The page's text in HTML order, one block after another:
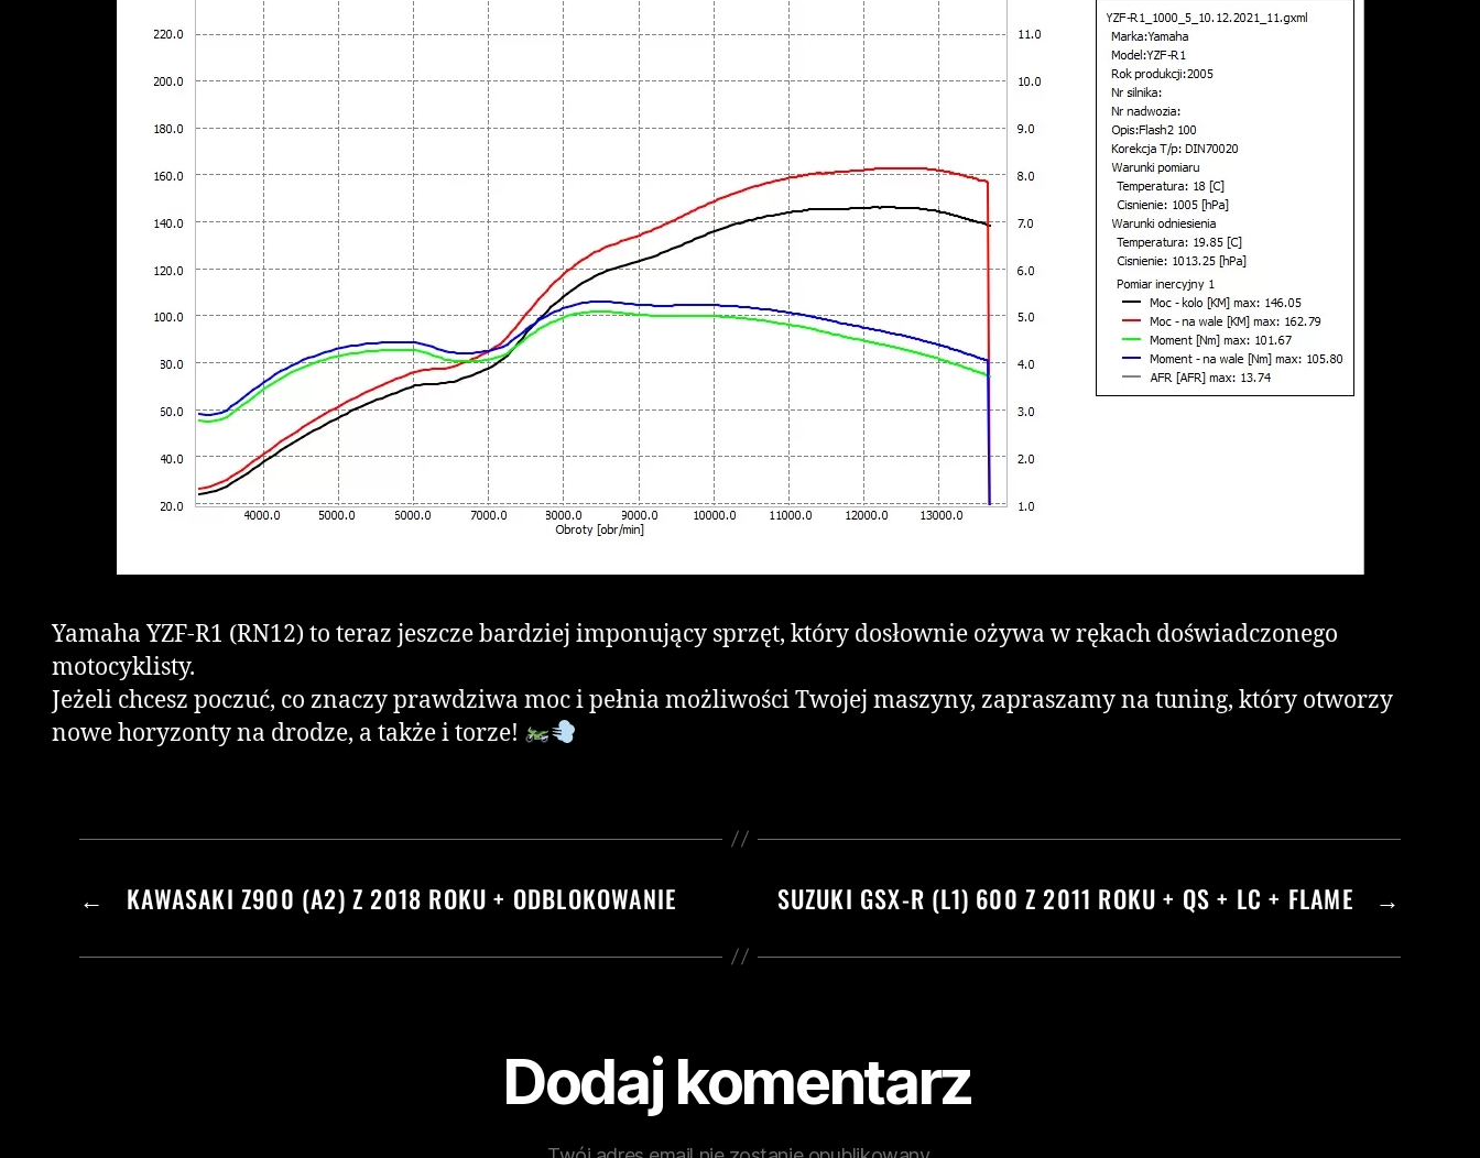
Yamaha YZF-R1 (RN12) to teraz jeszcze bardziej imponujący sprzęt, który dosłownie ożywa w rękach doświadczonego
motocyklisty.
Jeżeli chcesz poczuć, co znaczy prawdziwa moc i pełnia możliwości Twojej maszyny, zapraszamy na tuning, który otworzy
nowe horyzonty na drodze, a także i torze!
← KAWASAKI Z900 (A2) Z 2018 ROKU + ODBLOKOWANIE →
SUZUKI GSX-R (L1) 600 Z 2011 ROKU + QS + LC + FLAME
Dodaj komentarz